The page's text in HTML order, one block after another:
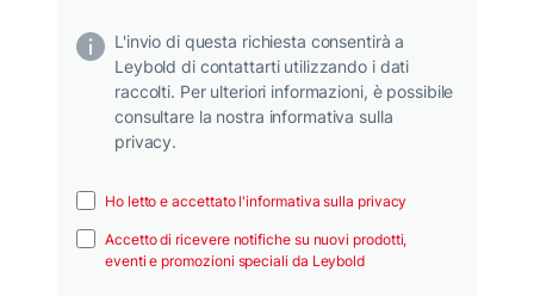
L'invio di questa richiesta consentirà a
Leybold di contattarti utilizzando i dati
raccolti. Per ulteriori informazioni, è possibile
consultare la nostra informativa sulla
privacy.
Ho letto e accettato l'informativa sulla privacy
Accetto di ricevere notifiche su nuovi prodotti,
eventi e promozioni speciali da Leybold